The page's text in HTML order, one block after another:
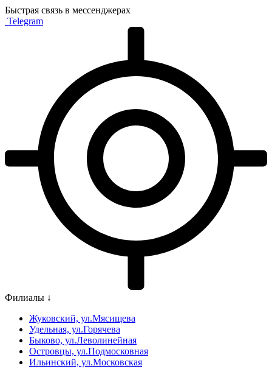
Быстрая связь в мессенджерах
Telegram
Филиалы ↓
Жуковский, ул.Мясищева
Удельная, ул.Горячева
Быково, ул.Леволинейная
Островцы, ул.Подмосковная
Ильинский, ул.Московская